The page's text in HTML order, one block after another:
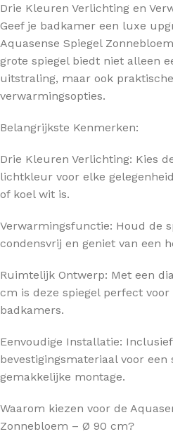
Drie Kleuren Verlichting en
Geef je badkamer een luxe
Aquasense Spiegel
grote spiegel biedt niet alleen
uitstraling, maar ook
verwarmingsopties.
Belangrijkste Kenmerken:
Drie Kleuren Verlichting: Kies
lichtkleur voor elke
of koel wit is.
Verwarmingsfunctie: Houd de
condensvrij en geniet van een
Ruimtelijk Ontwerp: Met een
cm is deze spiegel perfect voor
badkamers.
Eenvoudige Installatie: Inclusief
bevestigingsmateriaal voor een
gemakkelijke montage.
Waarom kiezen voor de
Zonnebloem – Ø 90 cm?